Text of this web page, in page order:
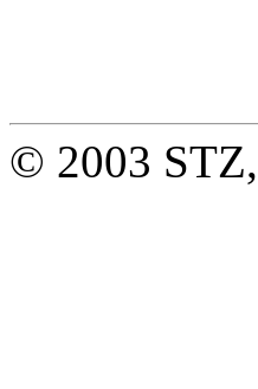
© 2003 STZ,